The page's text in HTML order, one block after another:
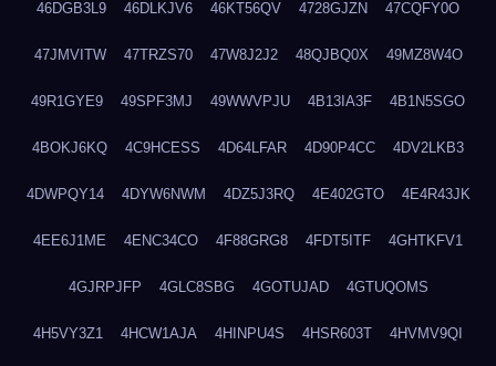
46DGB3L9 46DLKJV6 46KT56QV 4728GJZN 47CQFY0O
47JMVITW 47TRZS70 47W8J2J2 48QJBQ0X 49MZ8W4O
49R1GYE9 49SPF3MJ 49WWVPJU 4B13IA3F 4B1N5SGO
4BOKJ6KQ 4C9HCESS 4D64LFAR 4D90P4CC 4DV2LKB3
4DWPQY14 4DYW6NWM 4DZ5J3RQ 4E402GTO 4E4R43JK
4EE6J1ME 4ENC34CO 4F88GRG8 4FDT5ITF 4GHTKFV1
4GJRPJFP 4GLC8SBG 4GOTUJAD 4GTUQOMS
4H5VY3Z1 4HCW1AJA 4HINPU4S 4HSR603T 4HVMV9QI